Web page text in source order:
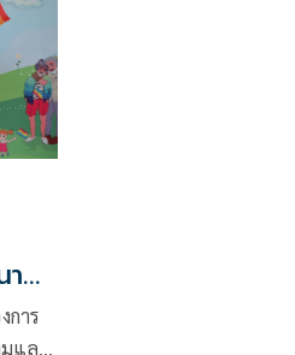
ยน
การ
และ